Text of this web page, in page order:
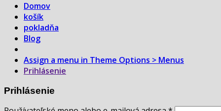
Domov
košík
pokladňa
Blog
Assign a menu in Theme Options > Menus
Prihlásenie
Prihlásenie